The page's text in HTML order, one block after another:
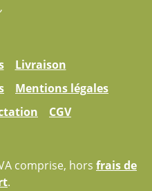
Livraison
Mentions légales
CGV
comprise, hors frais de
.